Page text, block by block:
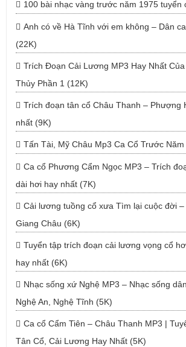
100 bài nhạc vàng trước năm 1975 tuyển
Anh có về Hà Tĩnh với em không – Dân
(22K)
Trích Đoạn Cải Lương MP3 Hay Nhất
Thủy Phần 1 (12K)
Trích đoạn tân cổ Châu Thanh – Phượng
nhất (9K)
Tấn Tài, Mỹ Châu Mp3 Ca Cổ Trước Năm
Ca cổ Phương Cẩm Ngọc MP3 – Trích
dài hơi hay nhất (7K)
Cải lương tuồng cổ xưa Tìm lại cuộc đời –
Giang Châu (6K)
Tuyển tập trích đoạn cải lương vọng cổ
hay nhất (6K)
Nhạc sống xứ Nghệ MP3 – Nhạc sống
Nghệ An, Nghệ Tĩnh (5K)
Ca cổ Cẩm Tiên – Châu Thanh MP3 |
Tân Cổ, Cải Lương Hay Nhất (5K)